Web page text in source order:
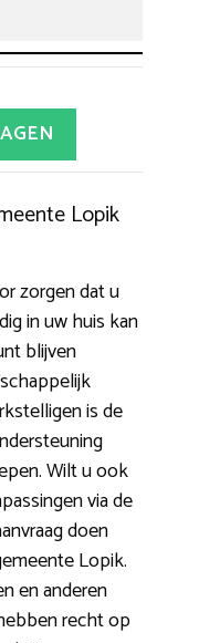
Lopik
zorgen dat u
in uw huis kan
blijven
is de
Wilt u ook
via de
doen
Lopik.
en anderen
recht op